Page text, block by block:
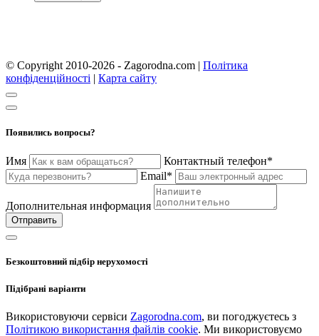
© Copyright 2010-2026 - Zagorodna.com | Політика
конфіденційності | Карта сайту
Появились вопросы?
Имя
Контактный телефон*
Email*
Дополнительная информация
Отправить
Безкоштовний підбір нерухомості
Підібрані варіанти
Використовуючи сервіси Zagorodna.com, ви погоджуєтесь з
Політикою використання файлів cookie. Ми використовуємо